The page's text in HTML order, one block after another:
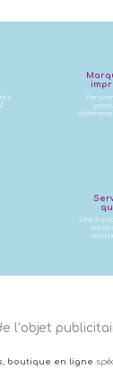
Une
l’objet
, boutique en ligne